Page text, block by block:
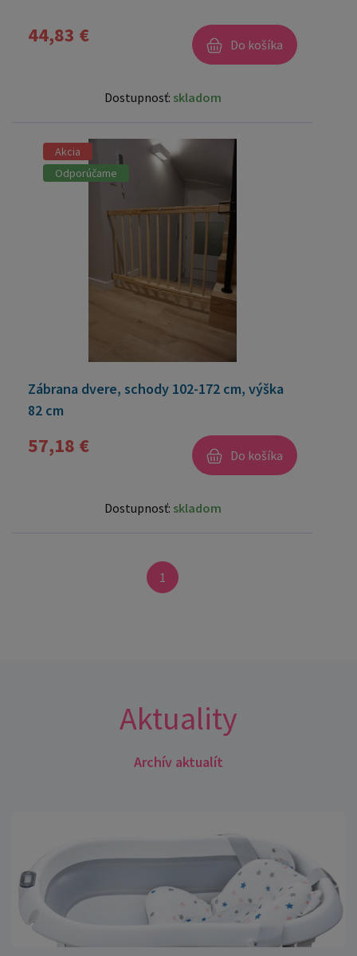
44,83 € Do košíka
Dostupnosť: skladom
Akcia
Odporúčame
Zábrana dvere, schody 102-172 cm, výška
82 cm
57,18 € Do košíka
Dostupnosť: skladom
1
Aktuality
Archív aktualít